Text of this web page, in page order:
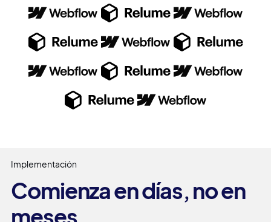
Implementación
Comienza en días, no en
meses